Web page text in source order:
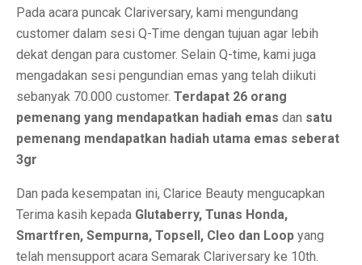
Pada acara puncak Clariversary, kami mengundang
customer dalam sesi Q-Time dengan tujuan agar lebih
dekat dengan para customer. Selain Q-time, kami juga
mengadakan sesi pengundian emas yang telah diikuti
sebanyak 70.000 customer. Terdapat 26 orang
pemenang yang mendapatkan hadiah emas dan satu
pemenang mendapatkan hadiah utama emas seberat
3gr
Dan pada kesempatan ini, Clarice Beauty mengucapkan
Terima kasih kepada Glutaberry, Tunas Honda,
Smartfren, Sempurna, Topsell, Cleo dan Loop yang
telah mensupport acara Semarak Clariversary ke 10th.